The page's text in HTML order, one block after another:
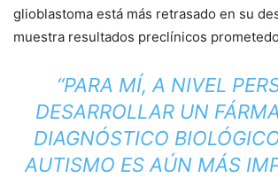
glioblastoma está más retrasado en su
muestra resultados preclínicos
“PARA MÍ, A NIVEL
DESARROLLAR UN
DIAGNÓSTICO
AUTISMO ES AÚN MÁS